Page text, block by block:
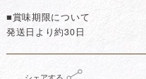
■賞味期限について
発送日より約30日